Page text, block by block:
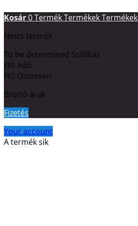
Kosár0TermékTermékekTermékek
Nincs termék
To be determined Szállítás
Ft0 Adó
Ft0 Összesen
Bruttó árak
Fizetés
Your account
A termék sik